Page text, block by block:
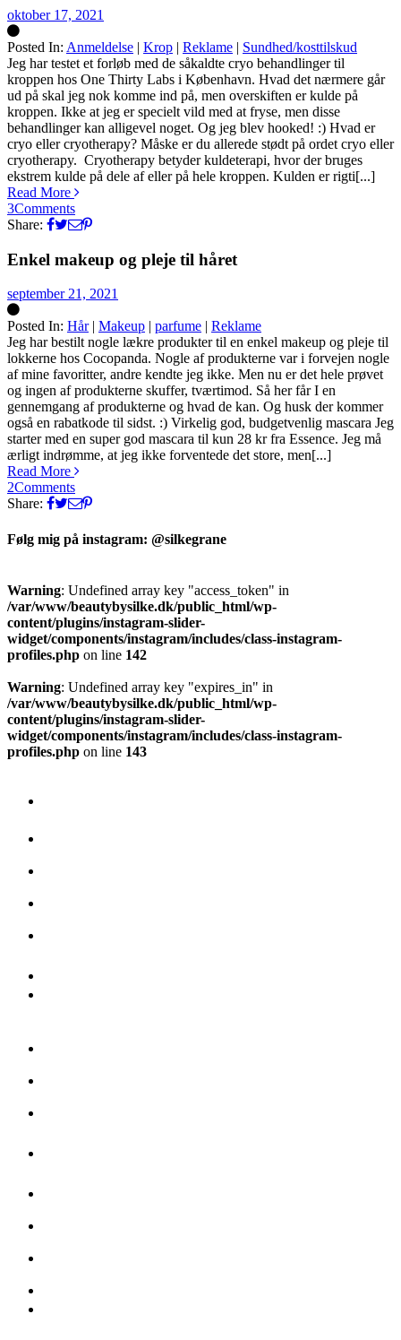
oktober 17, 2021
Posted In: Anmeldelse | Krop | Reklame | Sundhed/kosttilskud
Silke
Jeg har testet et forløb med de såkaldte cryo behandlinger til
kroppen hos One Thirty Labs i København. Hvad det nærmere går
ud på skal jeg nok komme ind på, men overskiften er kulde på
kroppen. Ikke at jeg er specielt vild med at fryse, men disse
behandlinger kan alligevel noget. Og jeg blev hooked! :) Hvad er
cryo eller cryotherapy? Måske er du allerede stødt på ordet cryo eller
cryotherapy. Cryotherapy betyder kuldeterapi, hvor der bruges
ekstrem kulde på dele af eller på hele kroppen. Kulden er rigti[...]
Read More
3Comments
Share:
Enkel makeup og pleje til håret
september 21, 2021
Posted In: Hår| Makeup parfume
Reklame
Silke
Jeg har bestilt nogle lækre produkter til en enkel makeup og pleje til
lokkerne hos Cocopanda. Nogle af produkterne var i forvejen nogle
af mine favoritter, andre kendte jeg ikke. Men nu er det hele prøvet
og ingen af produkterne skuffer, tværtimod. Så her får I en
gennemgang af produkterne og hvad de kan. Og husk der kommer
også en rabatkode til sidst. :) Virkelig god, budgetvenlig mascara Jeg
starter med en super god mascara til kun 28 kr fra Essence. Jeg må
ærligt indrømme, at jeg ikke forventede det store, men[...]
Read More
2Comments
Share:
Følg mig på instagram: @silkegrane
Warning: Undefined array key "access_token" in
/var/www/beautybysilke.dk/public_html/wp-
content/plugins/instagram-slider-
widget/components/instagram/includes/class-instagram-
profiles.php on line 142
Warning: Undefined array key "expires_in" in
/var/www/beautybysilke.dk/public_html/wp-
content/plugins/instagram-slider-
widget/components/instagram/includes/class-instagram-
profiles.php on line 143